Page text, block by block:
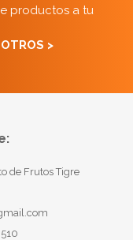
productos a tu
>
de Frutos Tigre